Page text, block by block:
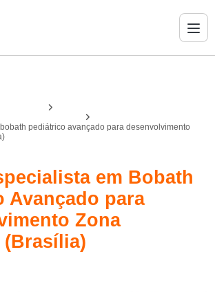
pediátrico avançado para desenvolvimento
em Bobath
Avançado para
Zona